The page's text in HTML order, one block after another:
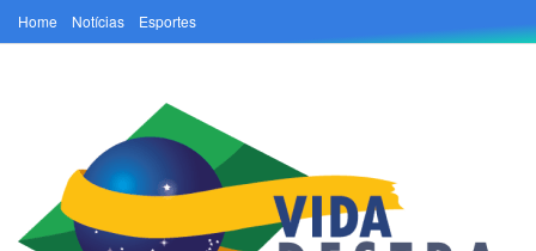
Home Notícias Esportes